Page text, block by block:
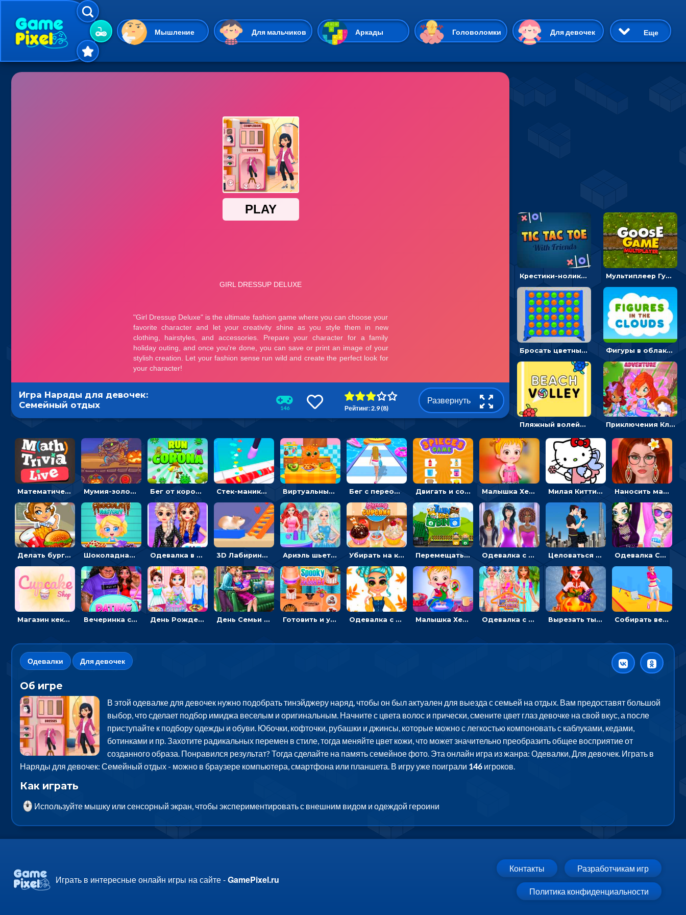
Мышление Для мальчиков Аркады Головоломки Для девочек
Гиперказуальные Казуальные Веселые 3D Приключения
Unity
Симуляторы
Пасьянс
Еще
Крестики-нолики мультиплеер: найди соперника и сразись Мультиплеер Гусь: кидай кости и шагай к финишу
Бросать цветные диски и складывать линии - головоломка Фигуры в облаках: подбери предмет по очертанию – головоломка
Пляжный волейбол с черепахами: лови мяч и пасуй сопернику Приключения Клуба Винкс: менять дорожки, чтобы собирать кристаллы
Игра Наряды для девочек:
Семейный отдых
146 Рейтинг: 2.9 (8)
Развернуть
Математическая викторина мультиплеер: решать примеры на время Мумия-золотоискатель: закидывать бинты, чтобы доставать сокровища Бег от коронавируса: держать дистанцию, чтобы не заразиться Стек-маникюр для девочек: красить ногти и избегать пил Виртуальный питомец: ухаживать, кормить, купать рыжего кота Бег с переодеванием: ловить одежду и повторять модные образы - для девочек Двигать и соединять пазлы по смыслу - головоломка для детей Малышка Хейзел заболела ветрянкой: вызывать доктора и лечить Милая Китти для девочек: поиск отличий на картинках Наносить макияж и делать прическу для корейской принцессы
Делать бургеры, чтобы открывать новые ингредиенты - для девочек Шоколадная фабрика для девочек: лущить бобы, готовить и украшать сладости Одевалка в точку и полоску: создавать образы для принцесс и фотографировать 3D Лабиринт хомяка: проходить полосу препятствий, чтобы получать вкусняшки Ариэль шьет свадебные платья для принцесс в салоне - одевалка Убирать на кухне, готовить и печь кексы - для девочек Перемещать героя с корзиной или собирать мусор - гиперказуальная Одевалка с разными стилями: переодевать, красить и выигрывать конкурс красоты Целоваться или отвлекать прохожих от пары - гиперказуальные Одевалка Сражение для девочек-принцесс: софт против гранжа
Магазин кексов: повторять сладости с картинки или продавать вкусняшки Вечеринка свиданий: одевалка для влюбленных День Рождения Тейлор: печь торт для девочки или наряжать именинницу День Семьи Ледяной принцессы: убираться в доме и ухаживать за малышами - для девочек Готовить и украшать десерт на Хэллоуин - для девочек Одевалка с яркими осенними нарядами: собирать образ для прогулки Малышка Хейзел ухаживает за попугаем: лечить и развлекать птичку Одевалка с принцессами на пляже Вырезать тыкву и одевать Харли Квинн - одевалка с карвингом Собирать вещи и преображать девочку, чтобы покорить парня – гиперказуалка
Одевалки Для девочек
Об игре
В этой одевалке для девочек нужно подобрать тинэйджеру наряд, чтобы он был актуален для выезда с семьей на отдых. Вам предоставят большой
выбор, что сделает подбор имиджа веселым и оригинальным. Начните с цвета волос и прически, смените цвет глаз девочке на свой вкус, а после
приступайте к подбору одежды и обуви. Юбочки, кофточки, рубашки и джинсы, которые можно с легкостью компоновать с каблуками, кедами,
ботинками и пр. Захотите радикальных перемен в стиле, тогда меняйте цвет кожи, что может значительно преобразить общее восприятие от
созданного образа. Понравился результат? Тогда сделайте на память семейное фото. Эта онлайн игра из жанра: Одевалки, Для девочек. Играть в
Наряды для девочек: Семейный отдых - можно в браузере компьютера, смартфона или планшета. В игру уже поиграли 146игроков.
Как играть
Используйте мышку или сенсорный экран, чтобы экспериментировать с внешним видом и одеждой героини
Играть в интересные онлайн игры на сайте -GamePixel.ru
Контакты Разработчикам игр
Политика конфиденциальности